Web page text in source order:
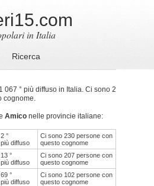
in Italia
Ricerca
067 ° più diffuso in Italia. Ci sono 2
cognome.
Amico nelle provincie italiane:
°
diffuso
Ci sono 230 persone con
questo cognome
°
diffuso
Ci sono 207 persone con
questo cognome
°
diffuso
Ci sono 102 persone con
questo cognome